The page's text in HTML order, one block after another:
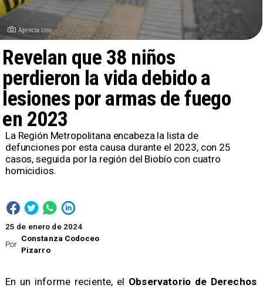
Agencia Uno
Por
Constanza Codoceo
Pizarro
Revelan que 38 niños
perdieron la vida debido a
lesiones por armas de fuego
en 2023
25 de enero de 2024
​La Región Metropolitana encabeza la lista de
defunciones por esta causa durante el 2023, con 25
casos, seguida por la región del Biobío con cuatro
homicidios.
​En un informe reciente, el Observatorio de Derechos